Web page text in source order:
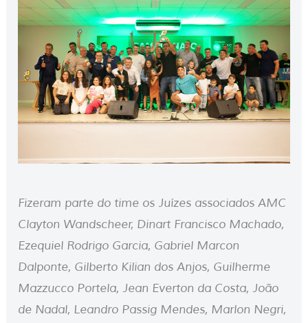
Fizeram parte do time os Juízes associados AMC
Clayton Wandscheer, Dinart Francisco Machado,
Ezequiel Rodrigo Garcia, Gabriel Marcon
Dalponte, Gilberto Kilian dos Anjos, Guilherme
Mazzucco Portela, Jean Everton da Costa, João
de Nadal, Leandro Passig Mendes, Marlon Negri,